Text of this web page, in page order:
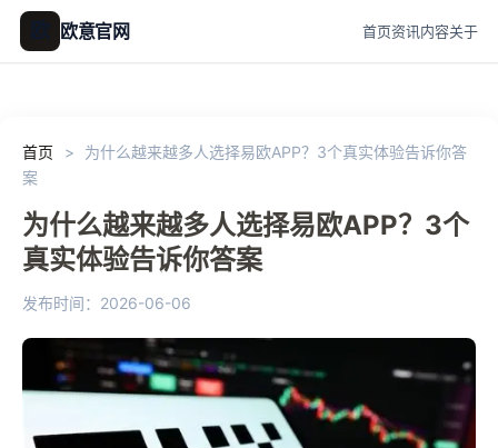
欧意官网 首页资讯内容关于
首页 >
为什么越来越多人选择易欧APP？3个真实体验告诉你答
案
为什么越来越多人选择易欧APP？3个
真实体验告诉你答案
发布时间：2026-06-06